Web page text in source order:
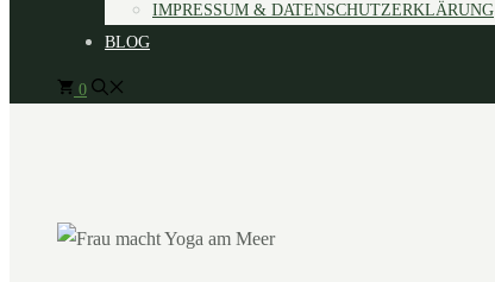
IMPRESSUM & DATENSCHUTZERKLÄRUNG
BLOG
0